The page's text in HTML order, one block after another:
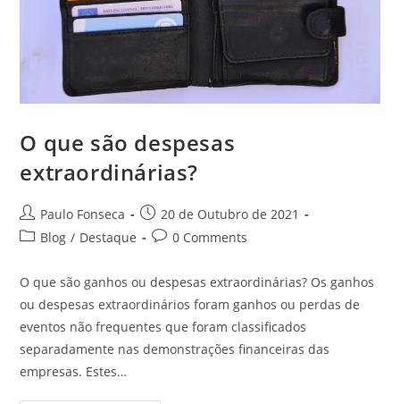
O que são despesas
extraordinárias?
Post
author:
Paulo Fonseca
Post
published:
20 de Outubro de 2021
PostBlog / Destaque
Post0 Comments
O que são ganhos ou despesas extraordinárias? Os ganhos
ou despesas extraordinários foram ganhos ou perdas de
eventos não frequentes que foram classificados
separadamente nas demonstrações financeiras das
empresas. Estes…